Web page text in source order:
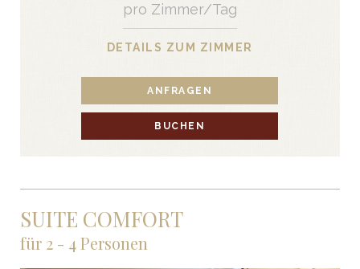
pro Zimmer/Tag
DETAILS ZUM ZIMMER
ANFRAGEN
BUCHEN
SUITE COMFORT
für 2 - 4 Personen